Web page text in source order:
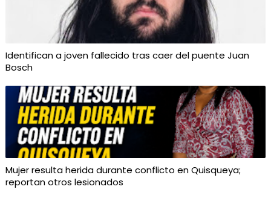
Identifican a joven fallecido tras caer del puente Juan
Bosch
Mujer resulta herida durante conflicto en Quisqueya;
reportan otros lesionados